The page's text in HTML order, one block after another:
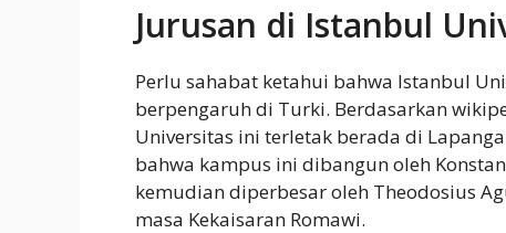
Jurusan di Istanbul
Perlu sahabat ketahui bahwa Istanbul
berpengaruh di Turki. Berdasarkan
Universitas ini terletak berada di
bahwa kampus ini dibangun oleh
kemudian diperbesar oleh Theodosius
masa Kekaisaran Romawi.